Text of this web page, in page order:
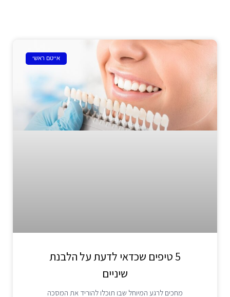
אייטם ראשי
5 טיפים שכדאי לדעת על הלבנת
שיניים
מחכים לרגע המיוחל שבו תוכלו להוריד את המסכה